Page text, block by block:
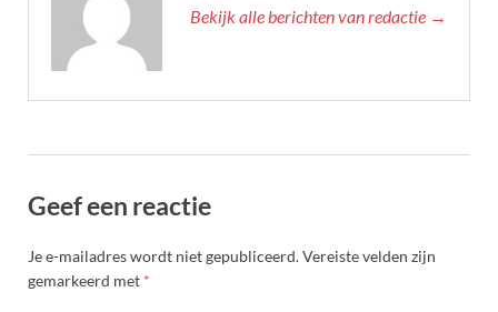
Bekijk alle berichten van redactie →
Geef een reactie
Je e-mailadres wordt niet gepubliceerd.Vereiste velden zijn
gemarkeerd met *